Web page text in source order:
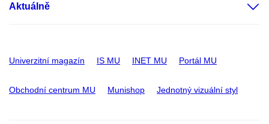
Aktuálně
Univerzitní magazín IS MU INET MU Portál MU
Obchodní centrum MU Munishop Jednotný vizuální styl